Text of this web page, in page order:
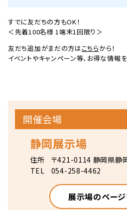
すでに友だちの方もOK！
＜先着100名様 1端末1回限り＞
友だち追加がまだの方はこちらから！
イベントやキャンペーン等、お得な情報
開催会場
静岡展示場
住所
〒421-0114 静岡県静
TEL
054-258-4462
展示場のペー